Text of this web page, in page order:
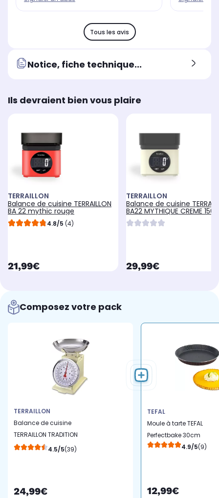
Tous les avis
Notice, fiche technique...
Ils devraient bien vous plaire
TERRAILLON
Balance de cuisine TERRAILLON
BA 22 mythic rouge
4.8/5 (4)
currentPrice
21,99€
TERRAILLON
Balance de cuisine
BA22 MYTHIQUE CREME
currentPrice
29,99€
Composez votre pack
TERRAILLON
Balance de cuisine
TERRAILLON TRADITION
500 crème 4.5/5(39)
24,99€
TEFAL
Moule à tarte TEFAL
Perfectbake 30cm
4.9/5(9)
12,99€